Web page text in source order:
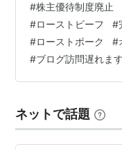
#株主優待制度廃止
#ローストビーフ #
#ローストポーク #
#ブログ訪問遅れます
ネットで話題